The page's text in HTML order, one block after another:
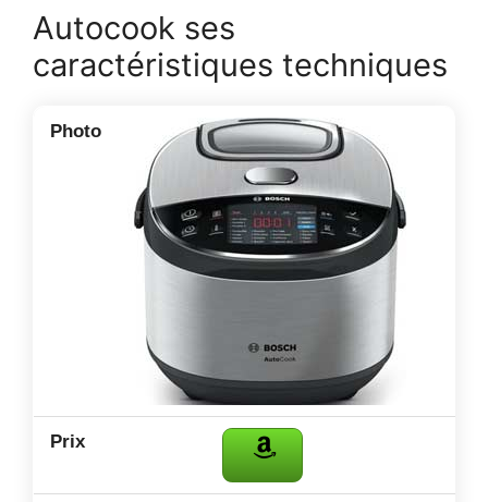
Autocook ses
caractéristiques techniques